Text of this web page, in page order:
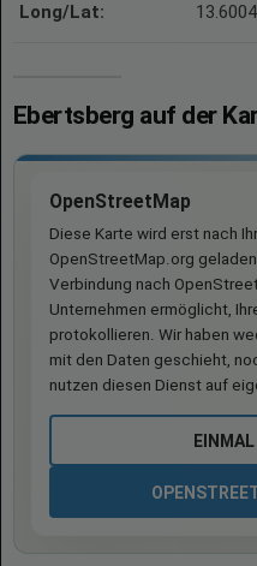
Long/Lat:
Ebertsberg auf der
OpenStreetMap
Diese Karte wird erst nach
OpenStreetMap.org
Verbindung nach
Unternehmen ermöglicht,
protokollieren. Wir haben
mit den Daten geschieht,
nutzen diesen Dienst auf